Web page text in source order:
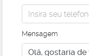
Mensagem